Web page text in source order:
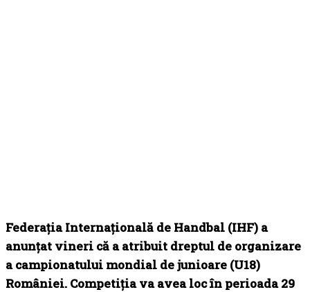
Federația Internațională de Handbal (IHF) a
anunțat vineri că a atribuit dreptul de organizare
a campionatului mondial de junioare (U18)
României. Competiția va avea loc în perioada 29